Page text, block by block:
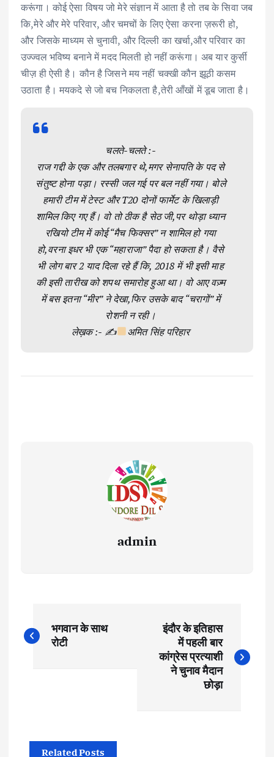
करूंगा। कोई ऐसा विषय जो मेरे संज्ञान में आता है तो तब के सिवा जब
कि,मेरे और मेरे परिवार, और चमचों के लिए ऐसा करना ज़रूरी हो,
और जिसके माध्यम से चुनावी, और दिल्ली का खर्चा,और परिवार का
उज्ज्वल भविष्य बनाने में मदद मिलती हो नहीं करूंगा। अब यार कुर्सी
चीज़ ही ऐसी है। कौन है जिसने मय नहीं चक्खी कौन झूठी कसम
उठाता है। मयकदे से जो बच निकलता है,तेरी आँखों में डूब जाता है।
चलते-चलते :-
राज गद्दी के एक और तलबगार थे,मगर सेनापति के पद से
संतुष्ट होना पड़ा। रस्सी जल गई पर बल नहीं गया। बोले
हमारी टीम में टेस्ट और T20 दोनों फार्मेट के खिलाड़ी
शामिल किए गए हैं। वो तो ठीक है सेठ जी,पर थोड़ा ध्यान
रखियो टीम में कोई “मैच फिक्सर” न शामिल हो गया
हो,वरना इधर भी एक “महाराजा” पैदा हो सकता है। वैसे
भी लोग बार 2 याद दिला रहे हैं कि, 2018 में भी इसी माह
की इसी तारीख को शपथ समारोह हुआ था। वो आए वज़्म
में बस इतना “मीर” ने देखा,फिर उसके बाद “चरागों” में
रोशनी न रही।
लेख़क :- ✍
अमित सिंह परिहार
admin
o
n
भगवान के साथ
रोटी
इंदौर के इतिहास
में पहली बार
कांग्रेस प्रत्याशी
ने चुनाव मैदान
छोड़ा
Related Posts